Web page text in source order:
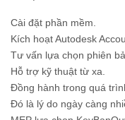
Cài đặt phần mềm.
Kích hoạt Autodesk
Tư vấn lựa chọn phiên
Hỗ trợ kỹ thuật từ xa.
Đồng hành trong quá
Đó là lý do ngày càng